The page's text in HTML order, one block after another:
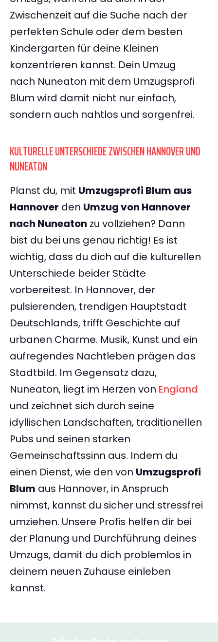
Zwischenzeit auf die Suche nach der
perfekten Schule oder dem besten
Kindergarten für deine Kleinen
konzentrieren kannst. Dein Umzug
nach Nuneaton mit dem Umzugsprofi
Blum wird damit nicht nur einfach,
sondern auch nahtlos und sorgenfrei.
KULTURELLE UNTERSCHIEDE ZWISCHEN HANNOVER UND
NUNEATON
Planst du, mit Umzugsprofi Blum aus
Hannover den Umzug von Hannover
nach Nuneaton zu vollziehen? Dann
bist du bei uns genau richtig! Es ist
wichtig, dass du dich auf die kulturellen
Unterschiede beider Städte
vorbereitest. In Hannover, der
pulsierenden, trendigen Hauptstadt
Deutschlands, trifft Geschichte auf
urbanen Charme. Musik, Kunst und ein
aufregendes Nachtleben prägen das
Stadtbild. Im Gegensatz dazu,
Nuneaton, liegt im Herzen von England
und zeichnet sich durch seine
idyllischen Landschaften, traditionellen
Pubs und seinen starken
Gemeinschaftssinn aus. Indem du
einen Dienst, wie den von Umzugsprofi
Blum aus Hannover, in Anspruch
nimmst, kannst du sicher und stressfrei
umziehen. Unsere Profis helfen dir bei
der Planung und Durchführung deines
Umzugs, damit du dich problemlos in
deinem neuen Zuhause einleben
kannst.